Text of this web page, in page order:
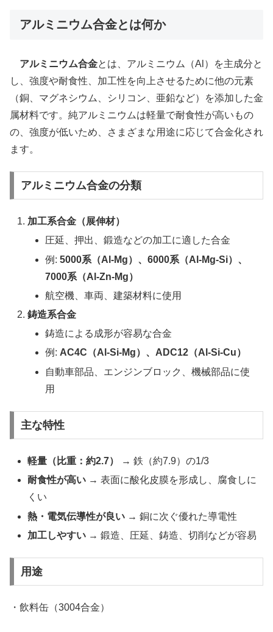
アルミニウム合金とは何か
アルミニウム合金とは、アルミニウム（Al）を主成分と
し、強度や耐食性、加工性を向上させるために他の元素
（銅、マグネシウム、シリコン、亜鉛など）を添加した金
属材料です。純アルミニウムは軽量で耐食性が高いもの
の、強度が低いため、さまざまな用途に応じて合金化され
ます。
アルミニウム合金の分類
加工系合金（展伸材）
圧延、押出、鍛造などの加工に適した合金
例:5000系（Al-Mg）、6000系（Al-Mg-Si）、
7000系（Al-Zn-Mg）
航空機、車両、建築材料に使用
鋳造系合金
鋳造による成形が容易な合金
例: AC4C（Al-Si-Mg）、ADC12（Al-Si-Cu）
自動車部品、エンジンブロック、機械部品に使
用
主な特性
軽量（比重：約2.7）
→ 鉄（約7.9）の1/3
耐食性が高い → 表面に酸化皮膜を形成し、腐食しに
くい
熱・電気伝導性が良い → 銅に次ぐ優れた導電性
加工しやすい → 鍛造、圧延、鋳造、切削などが容易
用途
・飲料缶（3004合金）